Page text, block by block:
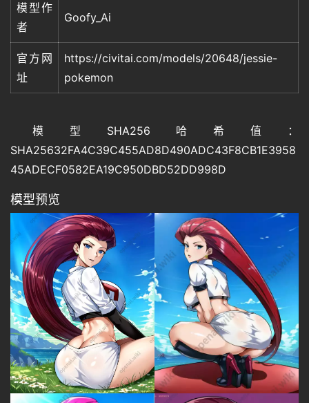
模型作
者
Goofy_Ai
官方网
址
https://civitai.com/models/20648/jessie-
pokemon
模型SHA256哈希值：
SHA25632FA4C39C455AD8D490ADC43F8CB1E3958
45ADECF0582EA19C950DBD52DD998D
模型预览